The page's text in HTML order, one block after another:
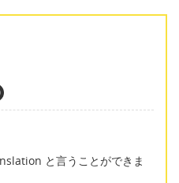
と言うことができま